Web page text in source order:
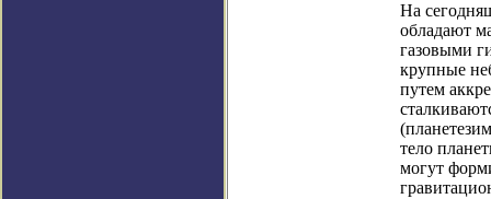
На
обладают
газовыми
крупные
путем
тело
могут